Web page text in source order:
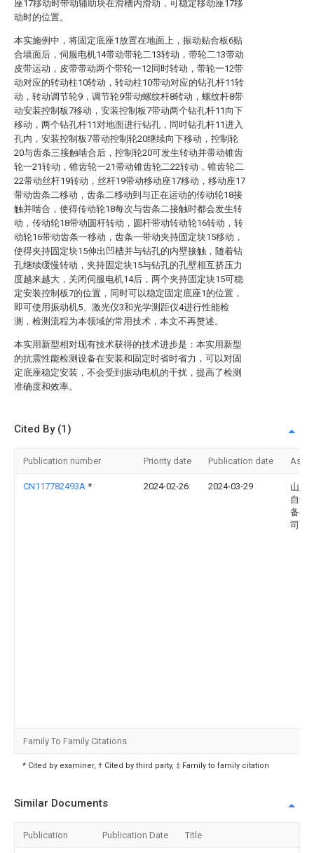
座17移动时带动辅助块在滑槽内滑动，可稳定移动座17移
动时的位置。
本实施例中，将固定底座1放置在地面上，振动贴合板6贴
合墙面后，伺服电机14带动带轮二13转动，带轮二13带动
皮带运动，皮带带动两个带轮一12同时转动，带轮一12带
动对应的转动柱10转动，转动柱10带动对应的钻孔杆11转
动，转动调节轮9，调节轮9带动螺纹杆8转动，螺纹杆8带
动安装控制板7移动，安装控制板7带动两个钻孔杆11向下
移动，两个钻孔杆11对地面进行钻孔，同时钻孔杆11进入
孔内，安装控制板7带动控制轮20继续向下移动，控制轮
20与齿条三接触啮合后，控制轮20可发生转动并带动锥齿
轮一21转动，锥齿轮一21带动锥齿轮二22转动，锥齿轮二
22带动丝杆19转动，丝杆19带动移动座17移动，移动座17
带动齿条二移动，齿条二移动到与正在运动的传动轮18接
触并啮合，使得传动轮18每次与齿条二接触时都会发生转
动，传动轮18带动圆杆转动，圆杆带动转动轮16转动，转
动轮16带动齿条一移动，齿条一带动夹持固定块15移动，
使得夹持固定块15伸出凹槽并与钻孔的内壁接触，随着钻
孔继续缓慢转动，夹持固定块15与钻孔的孔壁相互挤压力
度越来越大，关闭伺服电机14后，两个夹持固定块15可稳
定安装控制板7的位置，同时可以稳定固定底座1的位置，
即可使用振动机5、激光仪3和光学测距仪4进行性能检
测，检测流程为本领域的常用技术，本文不再赘述。
本实用新型相对现有技术获得的技术进步是：本实用新型
的抗震性能检测设备在安装和固定时省时省力，可以对固
定底座稳定安装，不会受到振动电机的干扰，提高了检测
准确度和效率。
Cited By (1)
Publication number Priority date Publication date
CN117782493A * 2024-02-26 2024-03-29
山东
自动
备有
司
Family To Family Citations
* Cited by examiner, † Cited by third party, ‡ Family to family citation
Similar Documents
Publication Publication Date Title